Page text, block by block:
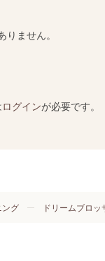
りません。
ログインが必要です。
ング ドリームブロ